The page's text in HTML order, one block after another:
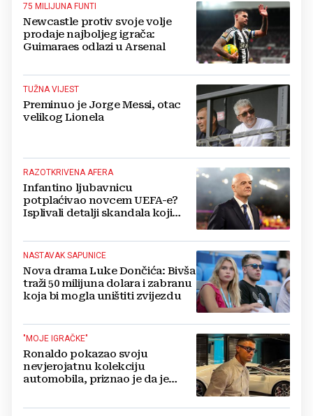
75 MILIJUNA FUNTI
Newcastle protiv svoje volje
prodaje najboljeg igrača:
Guimaraes odlazi u Arsenal
TUŽNA VIJEST
Preminuo je Jorge Messi, otac
velikog Lionela
RAZOTKRIVENA AFERA
Infantino ljubavnicu
potplaćivao novcem UEFA-e?
Isplivali detalji skandala koji
NASTAVAK SAPUNICE
Nova drama Luke Dončića: Bivša
traži 50 milijuna dolara i zabranu
koja bi mogla uništiti zvijezdu
"MOJE IGRAČKE"
Ronaldo pokazao svoju
nevjerojatnu kolekciju
automobila, priznao je da je